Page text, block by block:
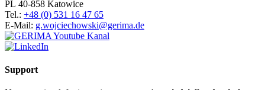
PL 40-858 Katowice
Tel.: +48 (0) 531 16 47 65
E-Mail: g.wojciechowski@gerima.de
Support